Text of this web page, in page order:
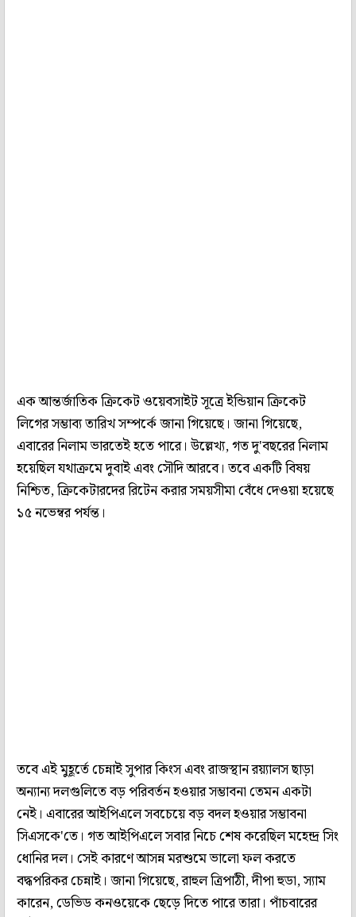
এক আন্তর্জাতিক ক্রিকেট ওয়েবসাইট সূত্রে ইন্ডিয়ান ক্রিকেট
লিগের সম্ভাব্য তারিখ সম্পর্কে জানা গিয়েছে। জানা গিয়েছে,
এবারের নিলাম ভারতেই হতে পারে। উল্লেখ্য, গত দু'বছরের নিলাম
হয়েছিল যথাক্রমে দুবাই এবং সৌদি আরবে। তবে একটি বিষয়
নিশ্চিত, ক্রিকেটারদের রিটেন করার সময়সীমা বেঁধে দেওয়া হয়েছে
১৫ নভেম্বর পর্যন্ত।
তবে এই মুহূর্তে চেন্নাই সুপার কিংস এবং রাজস্থান রয়্যালস ছাড়া
অন্যান্য দলগুলিতে বড় পরিবর্তন হওয়ার সম্ভাবনা তেমন একটা
নেই। এবারের আইপিএলে সবচেয়ে বড় বদল হওয়ার সম্ভাবনা
সিএসকে'তে। গত আইপিএলে সবার নিচে শেষ করেছিল মহেন্দ্র সিং
ধোনির দল। সেই কারণে আসন্ন মরশুমে ভালো ফল করতে
বদ্ধপরিকর চেন্নাই। জানা গিয়েছে, রাহুল ত্রিপাঠী, দীপা হুডা, স্যাম
কারেন, ডেভিড কনওয়েকে ছেড়ে দিতে পারে তারা। পাঁচবারের